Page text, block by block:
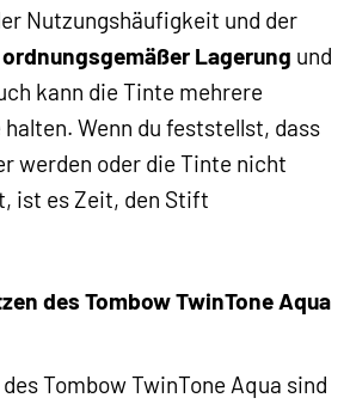
Nutzungshäufigkeit und der
ordnungsgemäßer Lagerung und
kann die Tinte mehrere
Wenn du feststellst, dass
werden oder die Tinte nicht
ist es Zeit, den Stift
des Tombow TwinTone Aqua
Tombow TwinTone Aqua sind